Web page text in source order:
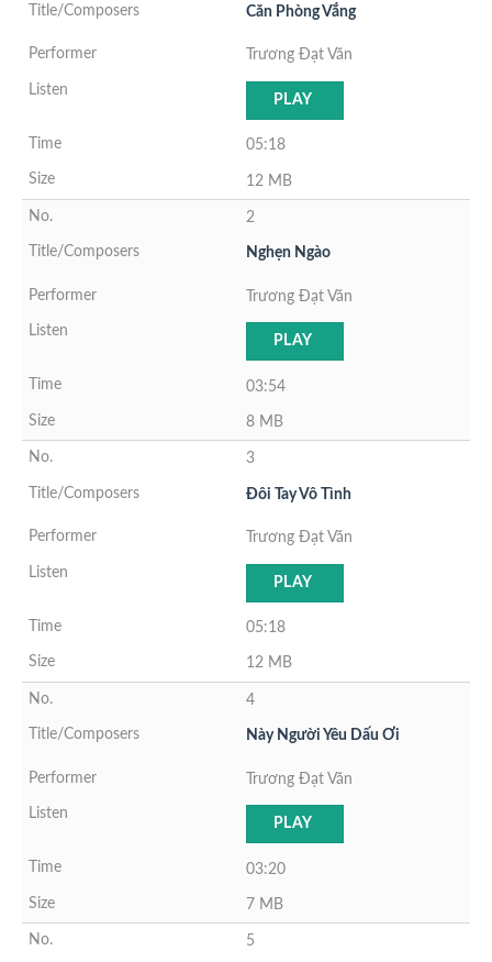
Căn Phòng Vắng
Trương Đạt Văn
PLAY
05:18
12 MB
2
Nghẹn Ngào
Trương Đạt Văn
PLAY
03:54
8 MB
3
Đôi Tay Vô Tình
Trương Đạt Văn
PLAY
05:18
12 MB
4
Này Người Yêu Dấu Ơi
Trương Đạt Văn
PLAY
03:20
7 MB
5